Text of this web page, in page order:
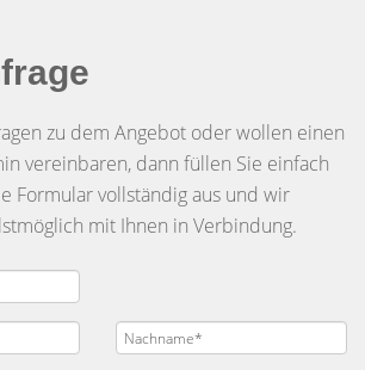
zu dem Angebot oder wollen einen
vereinbaren, dann füllen Sie einfach
Formular vollständig aus und wir
mit Ihnen in Verbindung.